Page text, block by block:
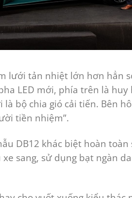
lưới tản nhiệt lớn hơn hẳn
LED mới, phía trên là
bộ chia gió cải tiến. Bên
tiền nhiệm”.
DB12 khác biệt hoàn toàn
sang, sử dụng bạt ngàn